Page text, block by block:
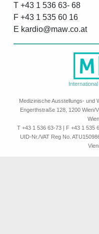
T +43 1 536 63- 68
F +43 1 535 60 16
E kardio aw co at
Medizinische Ausstellungs- und
Engerthstraße 128, 1200 Wien/
T +43 1 536 63-73 | F +43 1 535
UID-Nr./VAT Reg No.